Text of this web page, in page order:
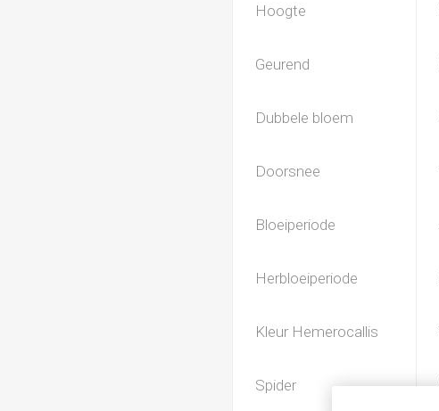
Hoogte
Geurend
Dubbele bloem
Doorsnee
Bloeiperiode
Herbloeiperiode
Kleur Hemerocallis
Spider